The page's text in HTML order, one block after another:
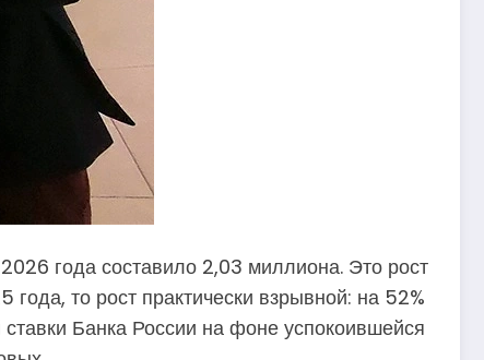
года составило 2,03 миллиона. Это рост
то рост практически взрывной: на 52%
Банка России на фоне успокоившейся